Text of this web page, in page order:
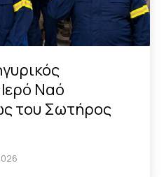
Ναό
του Σωτήρος